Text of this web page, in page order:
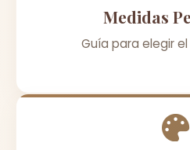
Medidas
Guía para elegir